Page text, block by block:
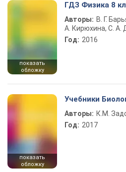
показать
обложку
ГДЗ Физика 8
Авторы: В. Г.
А. Кирюхина, С. А.
Год: 2016
показать
обложку
Учебники
Авторы: К.М.
Год: 2017